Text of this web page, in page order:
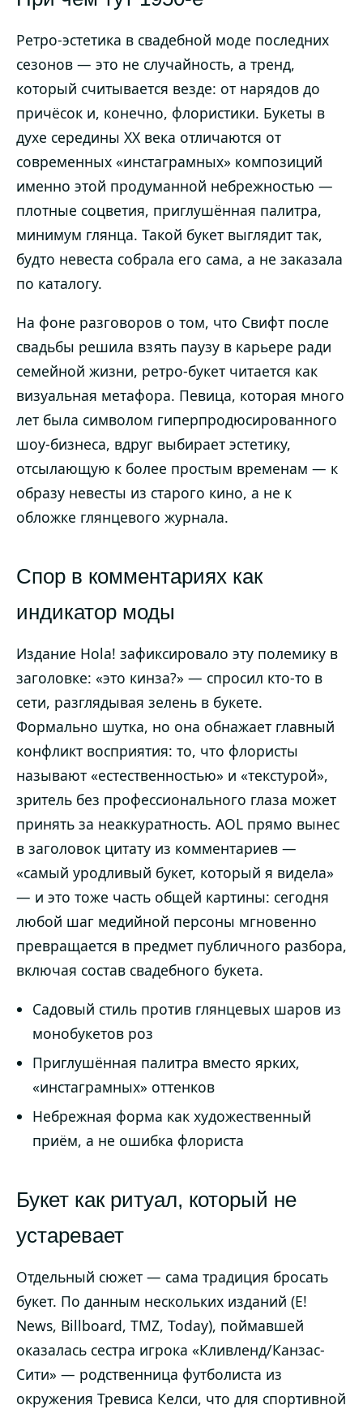
Ретро-эстетика в свадебной моде последних
сезонов — это не случайность, а тренд,
который считывается везде: от нарядов до
причёсок и, конечно, флористики. Букеты в
духе середины XX века отличаются от
современных «инстаграмных» композиций
именно этой продуманной небрежностью —
плотные соцветия, приглушённая палитра,
минимум глянца. Такой букет выглядит так,
будто невеста собрала его сама, а не заказала
по каталогу.
На фоне разговоров о том, что Свифт после
свадьбы решила взять паузу в карьере ради
семейной жизни, ретро-букет читается как
визуальная метафора. Певица, которая много
лет была символом гиперпродюсированного
шоу-бизнеса, вдруг выбирает эстетику,
отсылающую к более простым временам — к
образу невесты из старого кино, а не к
обложке глянцевого журнала.
Спор в комментариях как
индикатор моды
Издание Hola! зафиксировало эту полемику в
заголовке: «это кинза?» — спросил кто-то в
сети, разглядывая зелень в букете.
Формально шутка, но она обнажает главный
конфликт восприятия: то, что флористы
называют «естественностью» и «текстурой»,
зритель без профессионального глаза может
принять за неаккуратность. AOL прямо вынес
в заголовок цитату из комментариев —
«самый уродливый букет, который я видела»
— и это тоже часть общей картины: сегодня
любой шаг медийной персоны мгновенно
превращается в предмет публичного разбора,
включая состав свадебного букета.
Садовый стиль против глянцевых шаров из
монобукетов роз
Приглушённая палитра вместо ярких,
«инстаграмных» оттенков
Небрежная форма как художественный
приём, а не ошибка флориста
Букет как ритуал, который не
устаревает
Отдельный сюжет — сама традиция бросать
букет. По данным нескольких изданий (E!
News, Billboard, TMZ, Today), поймавшей
оказалась сестра игрока «Кливленд/Канзас-
Сити» — родственница футболиста из
окружения Тревиса Келси, что для спортивной